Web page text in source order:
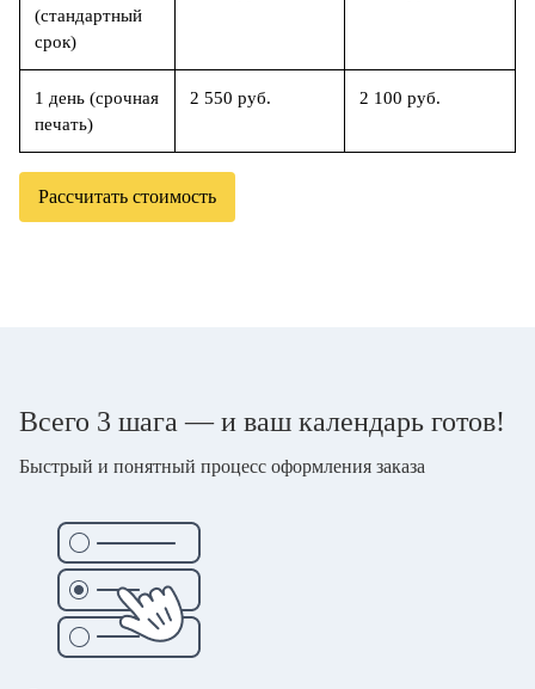
(стандартный
срок)
1 день (срочная
печать)
2 550 руб. 2 100 руб.
Рассчитать стоимость
Всего 3 шага — и ваш календарь готов!
Быстрый и понятный процесс оформления заказа